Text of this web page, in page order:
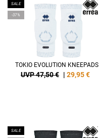
SALE
-37%
TOKIO EVOLUTION KNEEPADS
UVP 47,50 € | 29,95€
SALE